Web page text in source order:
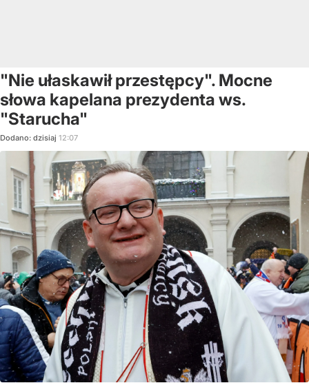
"Nie ułaskawił przestępcy". Mocne
słowa kapelana prezydenta ws.
"Starucha"
Dodano: dzisiaj 12:07